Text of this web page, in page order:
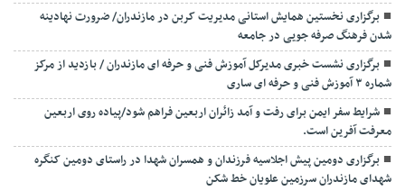
برگزاری نخستین همایش استانی مدیریت کربن در مازندران/ ضرورت نهادینه
شدن فرهنگ صرفه جویی در جامعه
برگزاری نشست خبری مدیرکل آموزش فنی و حرفه ای مازندران / بازدید از مرکز
شماره ۳ آموزش فنی و حرفه ای ساری
شرایط سفر ایمن برای رفت و آمد زائران اربعین فراهم شود/پیاده روی اربعین
معرفت آفرین است.
برگزاری دومین پیش اجلاسیه فرزندان و همسران شهدا در راستای دومین کنگره
شهدای مازندران سرزمین علویان خط شکن